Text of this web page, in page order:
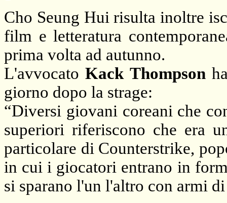
Cho Seung Hui risulta inoltre
film e letteratura
prima volta ad autunno.
L'avvocatoKack Thompson
giorno dopo la strage:
“Diversi giovani coreani che
superiori riferiscono che era
particolare di Counterstrike,
in cui i giocatori entrano in
si sparano l'un l'altro con armi